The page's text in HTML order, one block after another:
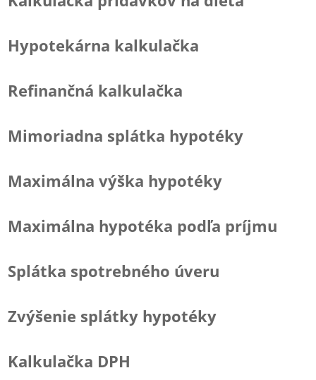
Hypotekárna kalkulačka
Refinančná kalkulačka
Mimoriadna splátka hypotéky
Maximálna výška hypotéky
Maximálna hypotéka podľa príjmu
Splátka spotrebného úveru
Zvýšenie splátky hypotéky
Kalkulačka DPH